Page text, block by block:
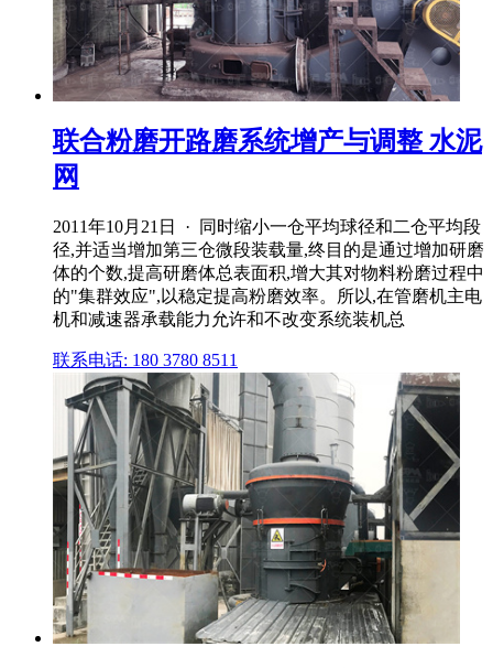
联合粉磨开路磨系统增产与调整 水泥
网
2011年10月21日 · 同时缩小一仓平均球径和二仓平均段
径,并适当增加第三仓微段装载量,终目的是通过增加研磨
体的个数,提高研磨体总表面积,增大其对物料粉磨过程中
的"集群效应",以稳定提高粉磨效率。所以,在管磨机主电
机和减速器承载能力允许和不改变系统装机总
联系电话: 180 3780 8511